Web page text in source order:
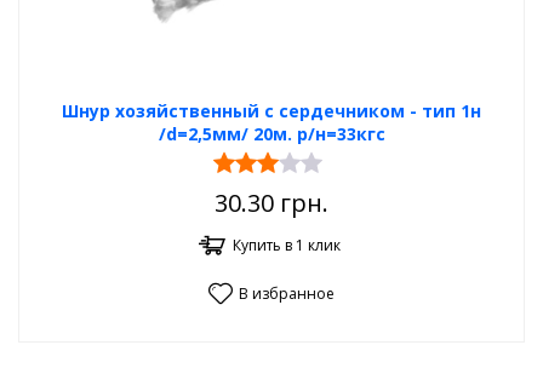
Шнур хозяйственный с сердечником - тип 1н
/d=2,5мм/ 20м. р/н=33кгс
30.30 грн.
Купить в 1 клик
В избранное